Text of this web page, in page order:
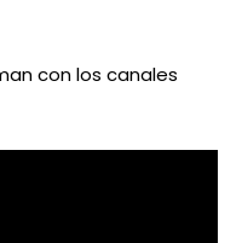
con los canales